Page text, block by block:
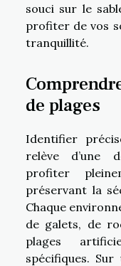
souci sur le
profiter de vos
tranquillité.
de plages
Identifier
relève d’une
profiter
préservant la
Chaque
de galets, de
plages
spécifiques.